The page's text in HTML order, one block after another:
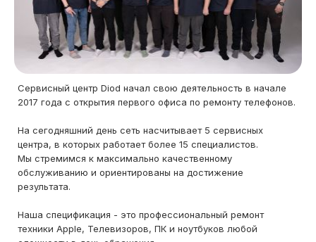
Сервисный центр Diod начал свою деятельность в начале
2017 года с открытия первого офиса по ремонту телефонов.
На сегодняшний день сеть насчитывает 5 сервисных
центра, в которых работает более 15 специалистов.
Мы стремимся к максимально качественному
обслуживанию и ориентированы на достижение
результата.
Наша спецификация - это профессиональный ремонт
техники Apple, Телевизоров, ПК и ноутбуков любой